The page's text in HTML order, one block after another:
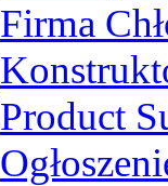
Firma
Product